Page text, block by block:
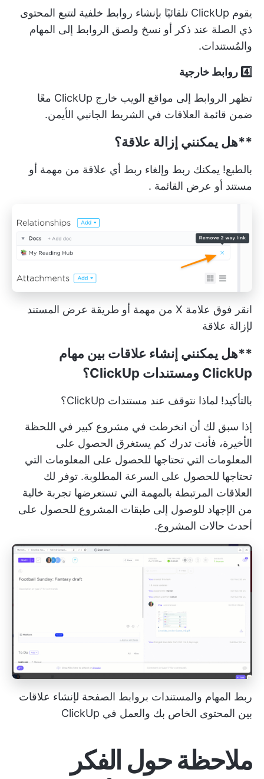
يقوم ClickUp تلقائيًا بإنشاء روابط خلفية لتتبع المحتوى
ذي الصلة عند ذكر أو نسخ ولصق الروابط إلى المهام
والمُستندات.
4️⃣ روابط خارجية
تظهر الروابط إلى مواقع الويب خارج ClickUp معًا
ضمن قائمة العلاقات في الشريط الجانبي الأيمن.
**هل يمكنني إزالة علاقة؟
بالطبع! يمكنك ربط وإلغاء ربط أي علاقة من مهمة أو
مستند أو عرض القائمة .
انقر فوق علامة X من مهمة أو طريقة عرض المستند
لإزالة علاقة
**هل يمكنني إنشاء علاقات بين مهام
ClickUp ومستندات ClickUp؟
بالتأكيد! لماذا نتوقف عند مستندات ClickUp؟
إذا سبق لك أن انخرطت في مشروع كبير في اللحظة
الأخيرة، فأنت تدرك كم يستغرق الحصول على
المعلومات التي تحتاجها للحصول على المعلومات التي
تحتاجها للحصول على السرعة المطلوبة. توفر لك
العلاقات المرتبطة بالمهمة التي تستعرضها تجربة خالية
من الإجهاد للوصول إلى طبقات المشروع للحصول على
أحدث حالات المشروع.
ربط المهام والمستندات بروابط الصفحة لإنشاء علاقات
بين المحتوى الخاص بك والعمل في ClickUp
ملاحظة حول الفكر